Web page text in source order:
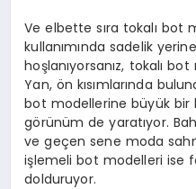
Ve elbette sıra tokalı bot
kullanımında sadelik
hoşlanıyorsanız, tokalı
Yan, ön kısımlarında
bot modellerine büyük
görünüm de yaratıyor.
ve geçen sene moda
işlemeli bot modelleri ise
dolduruyor.